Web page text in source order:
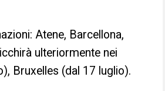
Atene, Barcellona,
ulteriormente nei
Bruxelles (dal 17 luglio).